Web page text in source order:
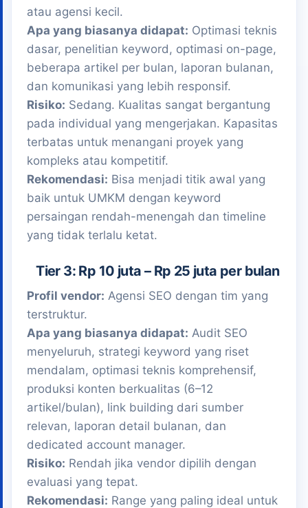
atau agensi kecil.
Apa yang biasanya didapat: Optimasi teknis
dasar, penelitian keyword, optimasi on-page,
beberapa artikel per bulan, laporan bulanan,
dan komunikasi yang lebih responsif.
Risiko: Sedang. Kualitas sangat bergantung
pada individual yang mengerjakan. Kapasitas
terbatas untuk menangani proyek yang
kompleks atau kompetitif.
Rekomendasi: Bisa menjadi titik awal yang
baik untuk UMKM dengan keyword
persaingan rendah-menengah dan timeline
yang tidak terlalu ketat.
Tier 3: Rp 10 juta – Rp 25 juta per bulan
Profil vendor: Agensi SEO dengan tim yang
terstruktur.
Apa yang biasanya didapat: Audit SEO
menyeluruh, strategi keyword yang riset
mendalam, optimasi teknis komprehensif,
produksi konten berkualitas (6–12
artikel/bulan), link building dari sumber
relevan, laporan detail bulanan, dan
dedicated account manager.
Risiko: Rendah jika vendor dipilih dengan
evaluasi yang tepat.
Rekomendasi: Range yang paling ideal untuk